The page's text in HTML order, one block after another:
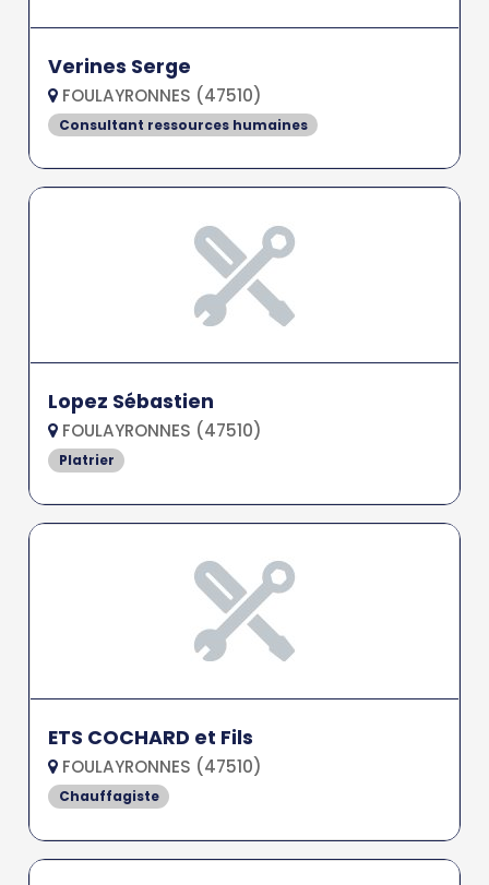
Verines Serge
FOULAYRONNES (47510)
Consultant ressources humaines
Lopez Sébastien
FOULAYRONNES (47510)
Platrier
ETS COCHARD et Fils
FOULAYRONNES (47510)
Chauffagiste